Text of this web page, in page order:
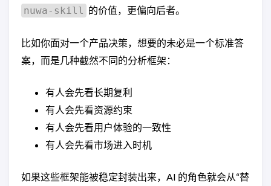
nuwa-skill 的价值，更偏向后者。
比如你面对一个产品决策，想要的未必是一个标准答
案，而是几种截然不同的分析框架：
有人会先看长期复利
有人会先看资源约束
有人会先看用户体验的一致性
有人会先看市场进入时机
如果这些框架能被稳定封装出来，AI 的角色就会从“替